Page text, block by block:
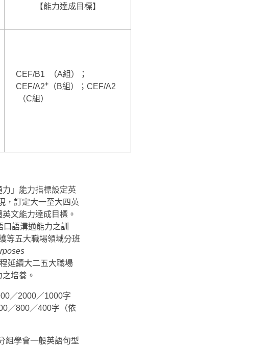
【能力達成目標】
CEF/B1 （A組）；
CEF/A2+
（B組）；CEF/A2
（C組）
力」能力指標設定英
，訂定大一至大四英
文能力達成目標。
語溝通能力之訓
等五大職場領域分班
延續大二五大職場
培養。
／2000／1000字
／800／400字（依
學會一般英語句型